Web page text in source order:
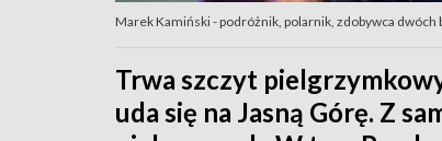
Marek Kamiński - podróżnik, polarnik, zdobywca
Trwa szczyt
uda się na Jasną Górę. Z